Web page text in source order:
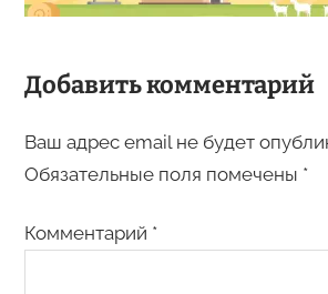
Добавить комментарий
Ваш адрес email не будет
Обязательные поля помечены *
Комментарий *